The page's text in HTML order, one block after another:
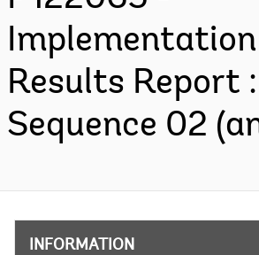
Results Report :
Sequence 02
INFORMATION